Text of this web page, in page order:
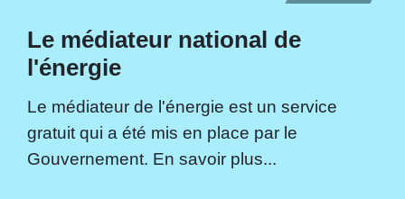
Le médiateur national de
l'énergie
Le médiateur de l'énergie est un service
gratuit qui a été mis en place par le
Gouvernement. En savoir plus...